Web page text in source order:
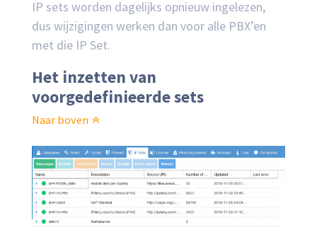
IP sets worden dagelijks opnieuw ingelezen,
dus wijzigingen werken dan voor alle PBX’en
met die IP Set.
Het inzetten van
voorgedefinieerde sets
Naar boven